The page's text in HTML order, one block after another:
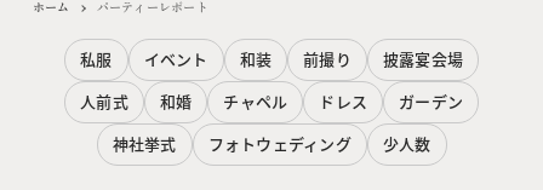
ホーム パーティーレポート
私服 イベント 和装 前撮り
披露宴会場
人前式
和婚 チャペル ドレス
ガーデン
神社挙式
フォトウェディング 少人数